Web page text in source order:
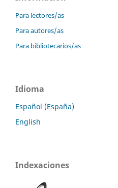
Para lectores/as
Para autores/as
Para bibliotecarios/as
Idioma
Español (España)
English
Indexaciones